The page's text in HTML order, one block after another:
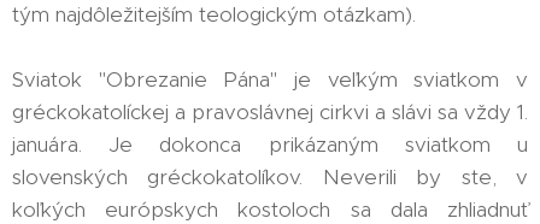
tým najdôležitejším teologickým otázkam).
Sviatok "Obrezanie Pána" je veľkým sviatkom v
gréckokatolíckej a pravoslávnej cirkvi a slávi sa vždy 1.
januára. Je dokonca prikázaným sviatkom u
slovenských gréckokatolíkov. Neverili by ste, v
koľkých európskych kostoloch sa dala zhliadnuť